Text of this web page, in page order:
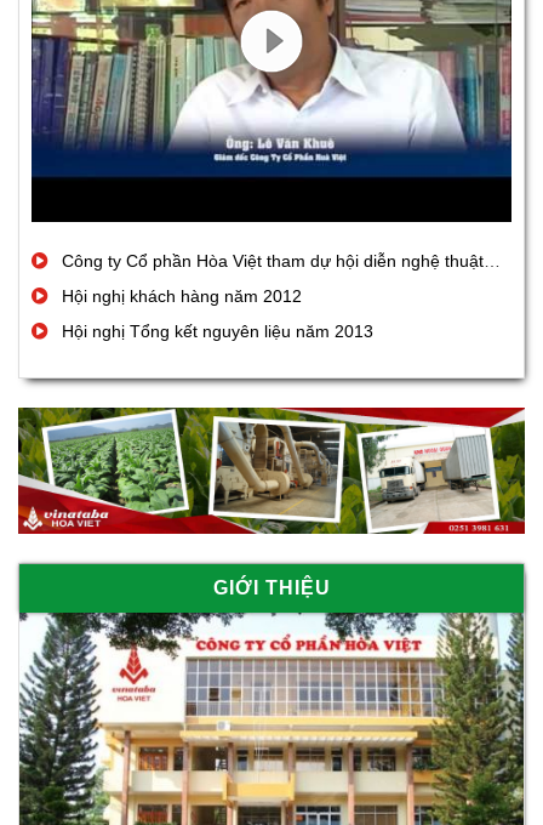
Công ty Cổ phần Hòa Việt tham dự hội diễn nghệ thuật
quần chúng
Hội nghị khách hàng năm 2012
Hội nghị Tổng kết nguyên liệu năm 2013
GIỚI THIỆU